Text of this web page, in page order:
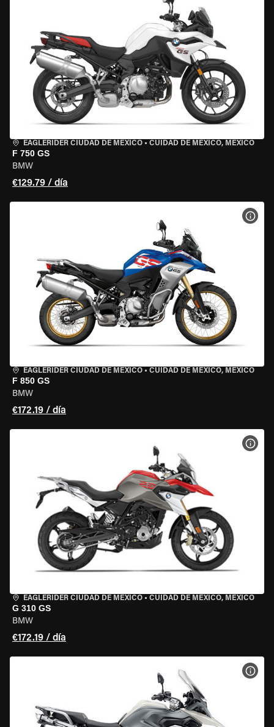
EAGLERIDER CIUDAD DE MÉXICO • CUIDAD DE MEXICO, MEXICO
F 750 GS
BMW
€129.79 / día
EAGLERIDER CIUDAD DE MÉXICO • CUIDAD DE MEXICO, MEXICO
F 850 GS
BMW
€172.19 / día
VER
EAGLERIDER CIUDAD DE MÉXICO • CUIDAD DE MEXICO, MEXICO
G 310 GS
BMW
€172.19 / día
VER
VER